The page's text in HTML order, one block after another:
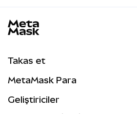
Takas et
Perps
MetaMask Para
Geliştiriciler